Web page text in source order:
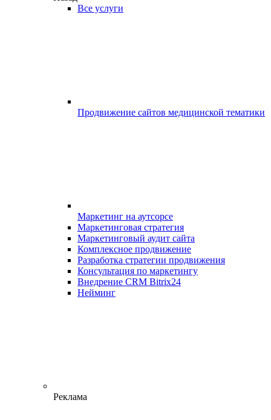
Все услуги
Продвижение сайтов медицинской тематики
Маркетинг на аутсорсе
Маркетинговая стратегия
Маркетинговый аудит сайта
Комплексное продвижение
Разработка стратегии продвижения
Консультация по маркетингу
Внедрение CRM Bitrix24
Нейминг
Реклама